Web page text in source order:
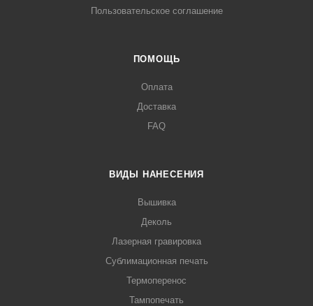
Пользовательское соглашение
ПОМОЩЬ
Оплата
Доставка
FAQ
ВИДЫ НАНЕСЕНИЯ
Вышивка
Деколь
Лазерная гравировка
Сублимационная печать
Термоперенос
Тампопечать